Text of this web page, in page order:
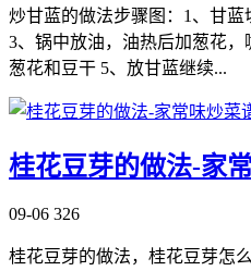
炒甘蓝的做法步骤图：1、甘蓝
3、锅中放油，油热后加葱花
葱花和豆干 5、放甘蓝继续...
桂花豆芽的做法-家
09-06 326
桂花豆芽的做法，桂花豆芽怎